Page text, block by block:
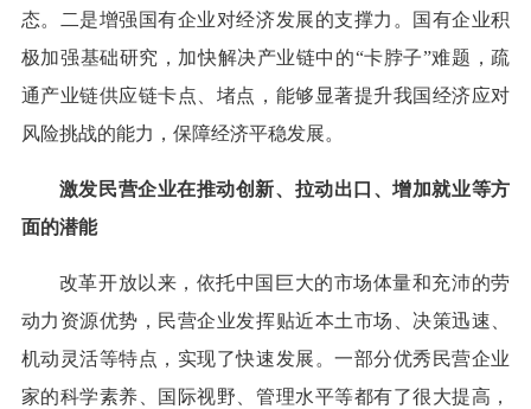
态。二是增强国有企业对经济发展的支撑力。国有企业积
极加强基础研究，加快解决产业链中的“卡脖子”难题，疏
通产业链供应链卡点、堵点，能够显著提升我国经济应对
风险挑战的能力，保障经济平稳发展。
激发民营企业在推动创新、拉动出口、增加就业等方
面的潜能
改革开放以来，依托中国巨大的市场体量和充沛的劳
动力资源优势，民营企业发挥贴近本土市场、决策迅速、
机动灵活等特点，实现了快速发展。一部分优秀民营企业
家的科学素养、国际视野、管理水平等都有了很大提高，